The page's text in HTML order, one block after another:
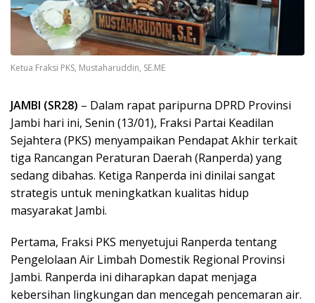
Ketua Fraksi PKS, Mustaharuddin, SE.ME
JAMBI (SR28) – Dalam rapat paripurna DPRD Provinsi
Jambi hari ini, Senin (13/01), Fraksi Partai Keadilan
Sejahtera (PKS) menyampaikan Pendapat Akhir terkait
tiga Rancangan Peraturan Daerah (Ranperda) yang
sedang dibahas. Ketiga Ranperda ini dinilai sangat
strategis untuk meningkatkan kualitas hidup
masyarakat Jambi.
Pertama, Fraksi PKS menyetujui Ranperda tentang
Pengelolaan Air Limbah Domestik Regional Provinsi
Jambi. Ranperda ini diharapkan dapat menjaga
kebersihan lingkungan dan mencegah pencemaran air.